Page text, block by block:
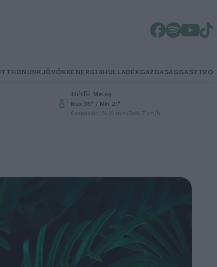
JÖVŐNKENERGIAHULLADÉKGAZDASÁGGASZTRO
Hétfő–Meleg
Max 36° / Min 21°
Csapadék: 1% (0 mm)Szél: 7 km/h